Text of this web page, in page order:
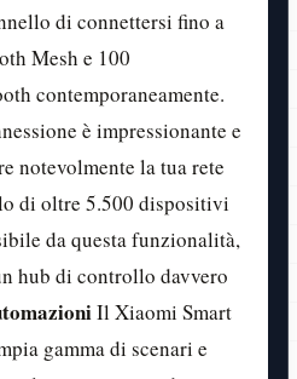
di connettersi fino a
Mesh e 100
contemporaneamente.
è impressionante e
notevolmente la tua rete
di oltre 5.500 dispositivi
da questa funzionalità,
hub di controllo davvero
Il Xiaomi Smart
gamma di scenari e